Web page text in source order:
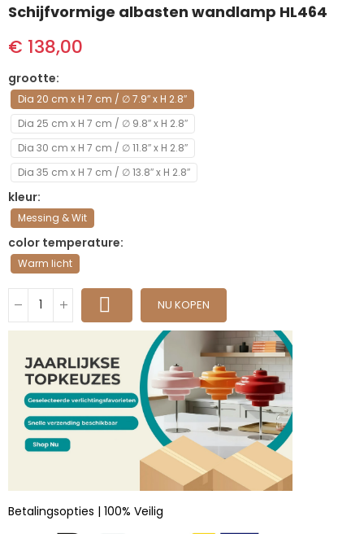
Schijfvormige albasten wandlamp HL464
€ 138,00
grootte
Dia 20 cm x H 7 cm / ∅ 7.9″ x H 2.8″
Dia 25 cm x H 7 cm / ∅ 9.8″ x H 2.8″
Dia 30 cm x H 7 cm / ∅ 11.8″ x H 2.8″
Dia 35 cm x H 7 cm / ∅ 13.8″ x H 2.8″
kleur
Messing & Wit
color temperature
Warm licht
NU KOPEN
Betalingsopties | 100% Veilig